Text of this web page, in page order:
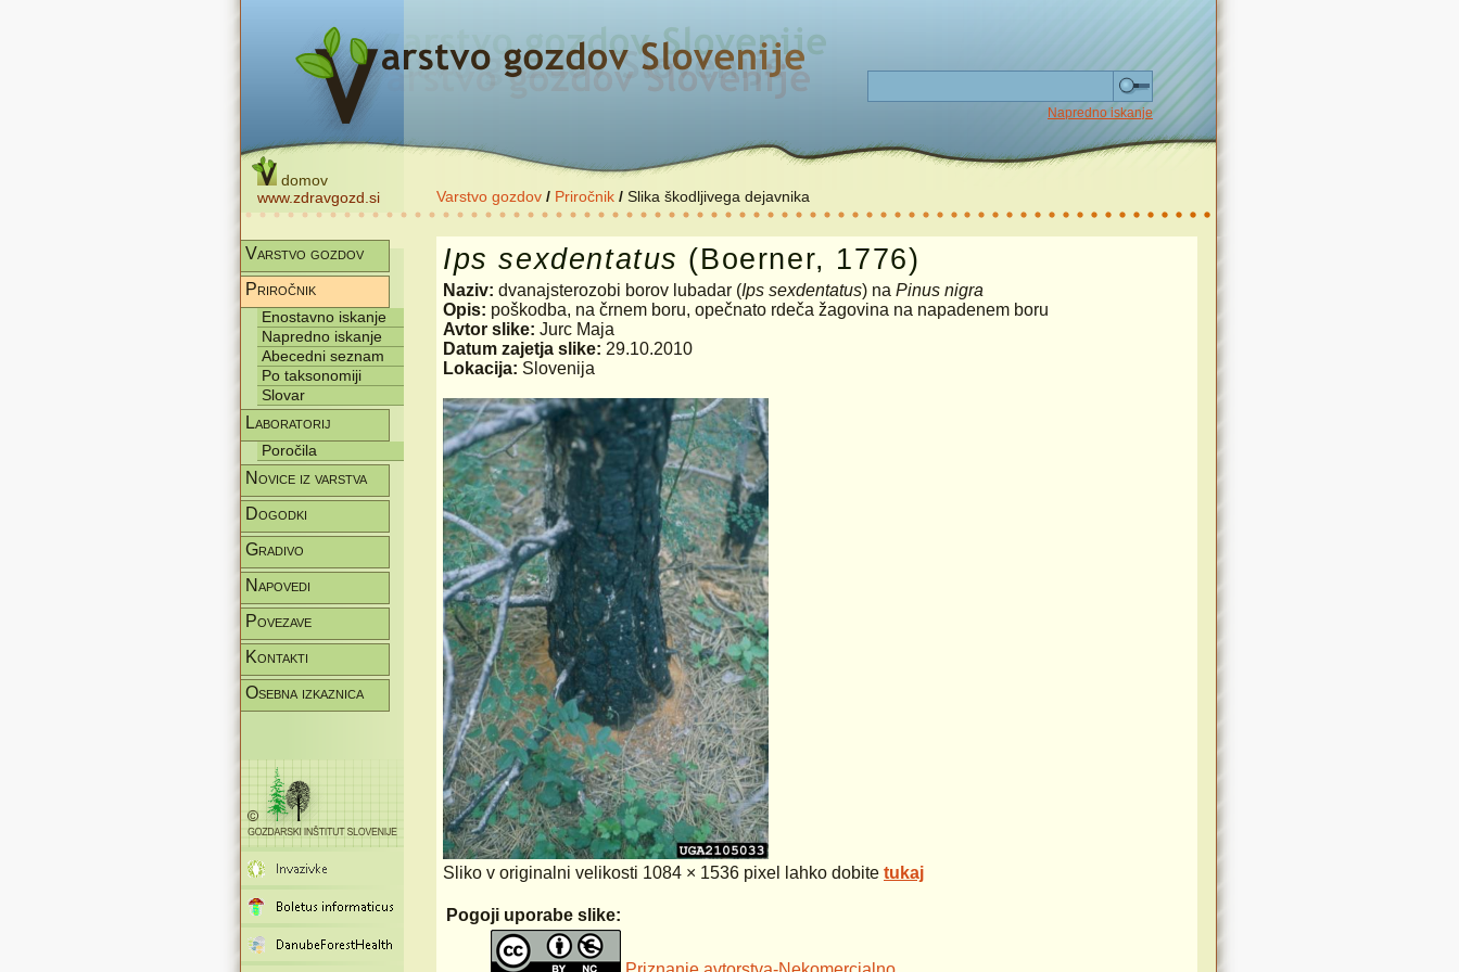
Napredno iskanje
domov
www.zdravgozd.si
Varstvo gozdov / Priročnik / Slika škodljivega dejavnika
Varstvo gozdov
Priročnik
Enostavno iskanje
Napredno iskanje
Abecedni seznam
Po taksonomiji
Slovar
Laboratorij
Poročila
Novice iz varstva
Dogodki
Gradivo
Napovedi
Povezave
Kontakti
Osebna izkaznica
Ips sexdentatus (Boerner, 1776)
Naziv: dvanajsterozobi borov lubadar (Ips sexdentatus) na Pinus nigra
Opis: poškodba, na črnem boru, opečnato rdeča žagovina na napadenem boru
Avtor slike: Jurc Maja
Datum zajetja slike: 29.10.2010
Lokacija: Slovenija
Sliko v originalni velikosti 1084 × 1536 pixel lahko dobite tukaj
Pogoji uporabe slike: